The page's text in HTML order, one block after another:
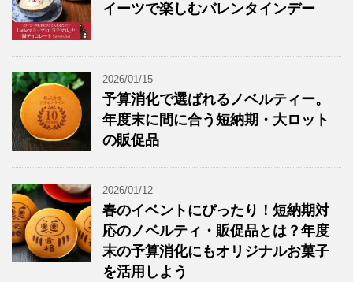
イーツで楽しむバレンタインデー
2026/01/15
予算消化で選ばれるノベルティー。
年度末に間に合う短納期・大ロット
の販促品
2026/01/12
春のイベントにぴったり！短納期対
応のノベルティ・販促品とは？年度
末の予算消化にもオリジナルお菓子
を活用しよう